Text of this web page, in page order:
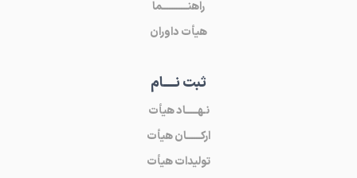
راهنـــــــــــما
هیأت داوران
ثبت نـــــام
نـهـــــاد هیأت
ارکــــــان هیأت
تولیدات هیأت